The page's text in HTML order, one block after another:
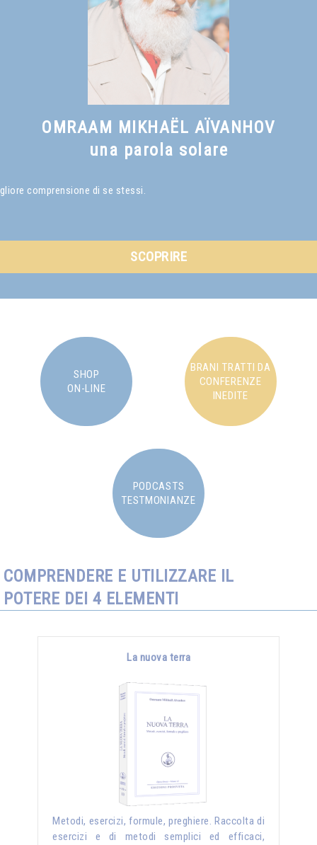
OMRAAM MIKHAËL AÏVANHOV
una parola solare
comprensione di se stessi.
SCOPRIRE
SHOP
ON-LINE
BRANI TRATTI DA
CONFERENZE
INEDITE
PODCASTS
TESTMONIANZE
COMPRENDERE E UTILIZZARE IL
POTERE DEI 4 ELEMENTI
La nuova terra
Metodi, esercizi, formule, preghiere. Raccolta di
esercizi e di metodi semplici ed efficaci,